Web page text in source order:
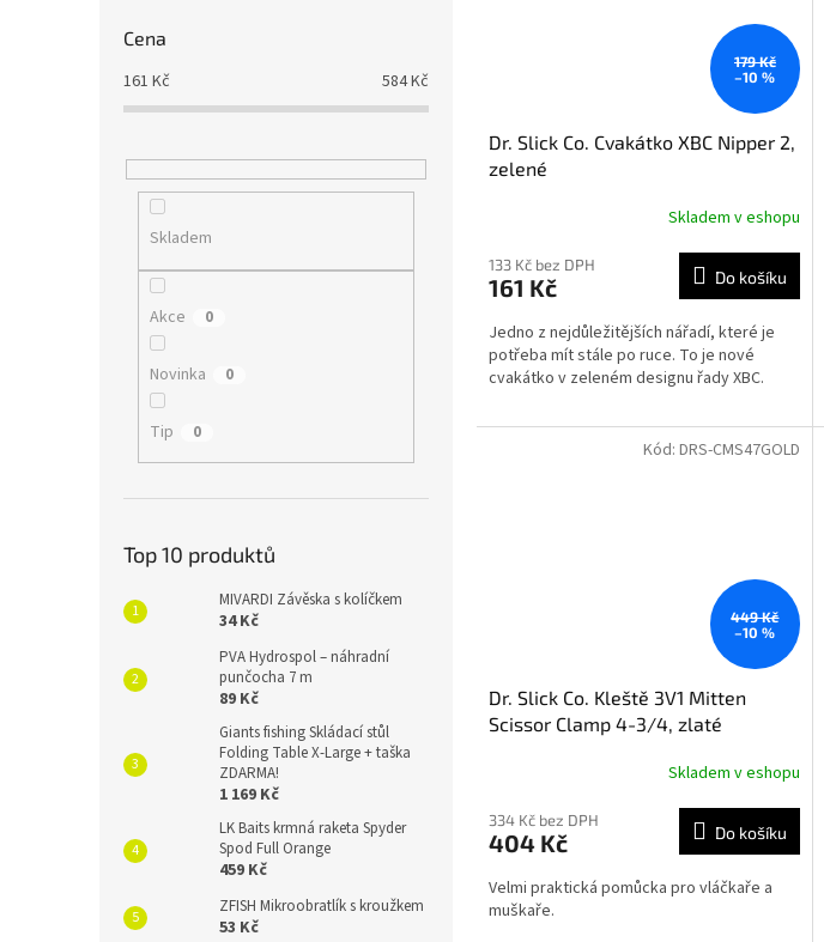
Cena
161 Kč 584Kč
Skladem
Akce 0
Novinka 0
Tip 0
Top 10 produktů
MIVARDI Závěska s kolíčkem
34 Kč
PVA Hydrospol – náhradní
punčocha 7 m
89 Kč
Giants fishing Skládací stůl
Folding Table X-Large + taška
ZDARMA!
1 169 Kč
LK Baits krmná raketa Spyder
Spod Full Orange
459 Kč
ZFISH Mikroobratlík s kroužkem
53 Kč
179 Kč
–10 %
Dr. Slick Co. Cvakátko XBC Nipper 2,
zelené
Skladem v eshopu
133 Kč bez DPH
161 Kč Do košíku
Jedno z nejdůležitějších nářadí, které je
potřeba mít stále po ruce. To je nové
cvakátko v zeleném designu řady XBC.
449 Kč
–10 %
Dr. Slick Co. Kleště 3V1 Mitten
Scissor Clamp 4-3/4, zlaté
Skladem v eshopu
334 Kč bez DPH
404 Kč Do košíku
Velmi praktická pomůcka pro vláčkaře a
muškaře.
Kód: DRS-CMS47GOLD